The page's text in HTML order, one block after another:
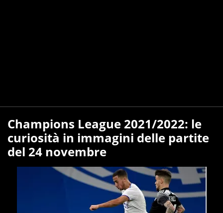
Champions League 2021/2022: le
curiosità in immagini delle partite
del 24 novembre